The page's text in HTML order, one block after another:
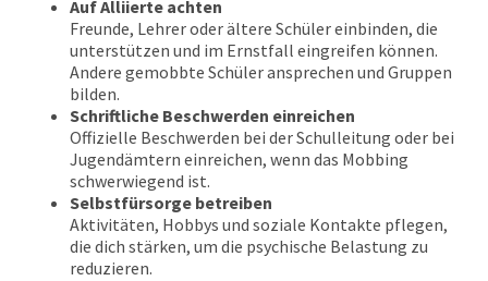
Auf Alliierte achten
Freunde, Lehrer oder ältere Schüler einbinden, die
unterstützen und im Ernstfall eingreifen können.
Andere gemobbte Schüler ansprechen und Gruppen
bilden.
Schriftliche Beschwerden einreichen
Offizielle Beschwerden bei der Schulleitung oder bei
Jugendämtern einreichen, wenn das Mobbing
schwerwiegend ist.
Selbstfürsorge betreiben
Aktivitäten, Hobbys und soziale Kontakte pflegen,
die dich stärken, um die psychische Belastung zu
reduzieren.